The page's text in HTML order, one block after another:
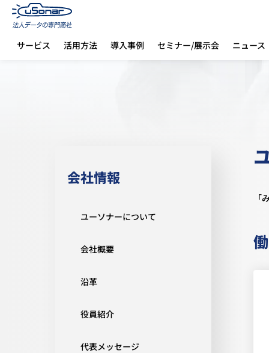
サービス 活用方法 導入事例 セミナー/展示会 ニュース
会社情報
ユーソナーについて
会社概要
沿革
役員紹介
代表メッセージ